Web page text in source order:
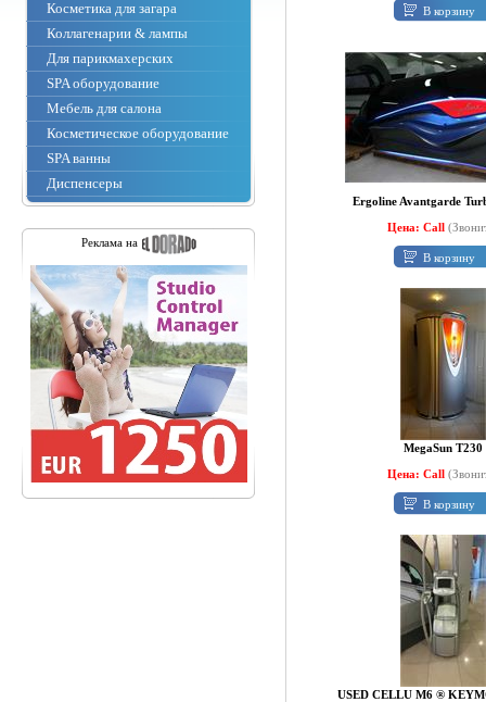
Косметика для загара
Коллагенарии & лампы
Для парикмахерских
SPA оборудование
Мебель для салона
Косметическое оборудование
SPA ванны
Диспенсеры
Реклама на
В корзину
Ergoline Avantgarde
Цена: Call
В корзину
MegaSun T230
Цена: Call
В корзину
USED CELLU M6 ®